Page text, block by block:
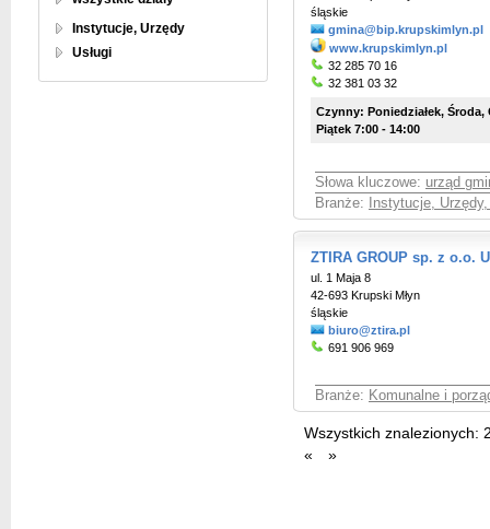
Instytucje, Urzędy
Usługi
śląskie
gmina@bip.krupskimlyn.pl
www.krupskimlyn.pl
32 285 70 16
32 381 03 32
Czynny: Poniedziałek, Środa,
Piątek 7:00 - 14:00
Słowa kluczowe: urząd
Branże:
Instytucje,
ZTIRA GROUP sp. z o.o.
ul. 1 Maja 8
42-693 Krupski Młyn
śląskie
biuro@ztira.pl
691 906 969
Branże: Komunalne i
Wszystkich znalezionych:
«
»